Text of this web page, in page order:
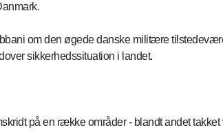
om den øgede danske militære
sikkerhedssituation i landet.
på en række områder - blandt andet